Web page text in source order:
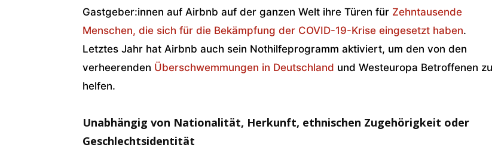
Gastgeber:innen auf Airbnb auf der ganzen Welt ihre Türen für Zehntausende
Menschen, die sich für die Bekämpfung der COVID-19-Krise eingesetzt haben.
Letztes Jahr hat Airbnb auch sein Nothilfeprogramm aktiviert, um den von den
verheerenden Überschwemmungen in Deutschland und Westeuropa Betroffenen zu
helfen.
Unabhängig von Nationalität, Herkunft, ethnischen Zugehörigkeit oder
Geschlechtsidentität